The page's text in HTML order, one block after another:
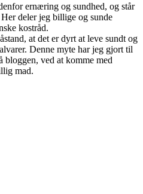
ernæring og sundhed, og står
deler jeg billige og sunde
kostråd.
at det er dyrt at leve sundt og
Denne myte har jeg gjort til
bloggen, ved at komme med
mad.